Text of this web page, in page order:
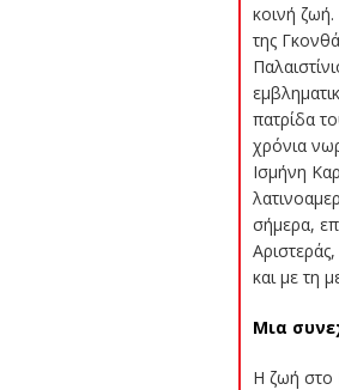
κοινή
της
πατρίδα
χρόνια
Ισμήνη
σήμερα,
και με τη
Μια
Η ζωή στο